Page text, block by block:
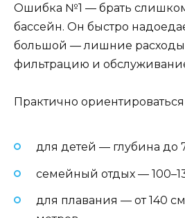
Ошибка №1 — брать
бассейн. Он быстро
большой — лишние расходы
фильтрацию и
Практично ориентироваться
для детей — глубина до
семейный отдых —
для плавания — от 140